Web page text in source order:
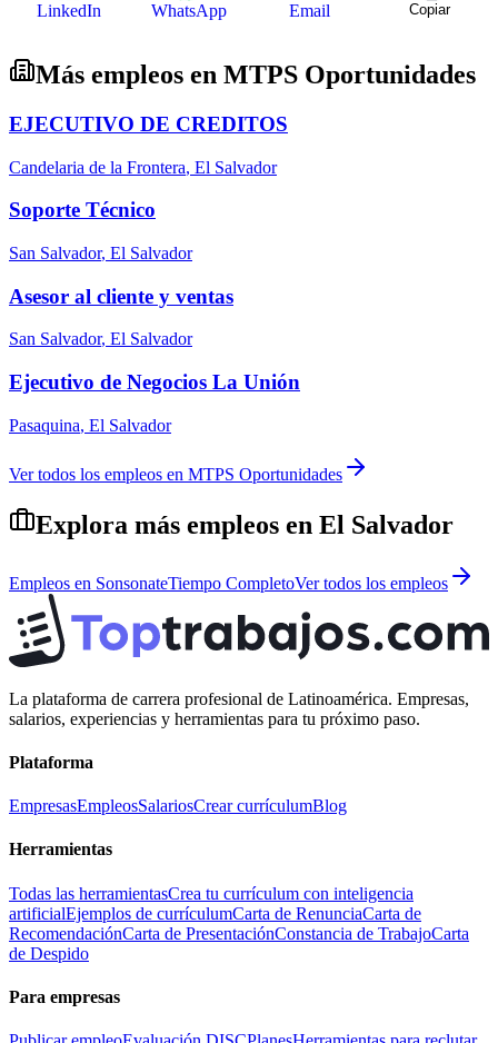
LinkedIn WhatsApp Email Copiar
Más empleos en MTPS Oportunidades
EJECUTIVO DE CREDITOS
Candelaria de la Frontera, El Salvador
Soporte Técnico
San Salvador, El Salvador
Asesor al cliente y ventas
San Salvador, El Salvador
Ejecutivo de Negocios La Unión
Pasaquina, El Salvador
Ver todos los empleos en MTPS Oportunidades
Explora más empleos en El Salvador
Empleos en SonsonateTiempo CompletoVer todos los empleos
La plataforma de carrera profesional de Latinoamérica. Empresas,
salarios, experiencias y herramientas para tu próximo paso.
Plataforma
EmpresasEmpleosSalariosCrear currículumBlog
Herramientas
Todas las herramientasCrea tu currículum con inteligencia
artificialEjemplos de currículumCarta de RenunciaCarta de
RecomendaciónCarta de PresentaciónConstancia de TrabajoCarta
de Despido
Para empresas